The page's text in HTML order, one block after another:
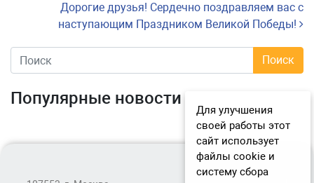
Дорогие друзья! Сердечно поздравляем вас с
наступающим Праздником Великой Победы!
Популярные новости
Для улучшения
своей работы этот
сайт использует
файлы cookie и
систему сбора